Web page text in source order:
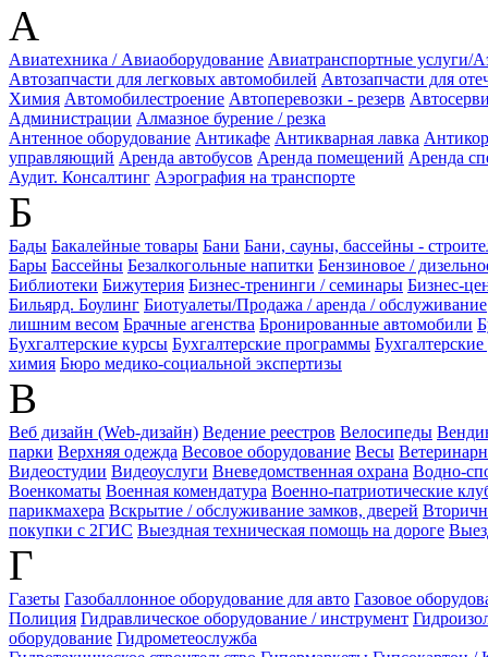
А
Авиатехника / Авиаоборудование Авиатранспортные услуги/
Автозапчасти для легковых автомобилей Автозапчасти для
Химия Автомобилестроение Автоперевозки - резерв
Администрации Алмазное бурение / резка
Антенное оборудование Антикафе Антикварная лавка
управляющий Аренда автобусов Аренда помещений Аренда
Аудит. Консалтинг Аэрография на транспорте
Б
Бады Бакалейные товары Бани Бани, сауны, бассейны -
Бары Бассейны Безалкогольные напитки Бензиновое /
Библиотеки Бижутерия Бизнес-тренинги / семинары Бизнес-
Бильярд. Боулинг Биотуалеты/Продажа / аренда / обслуживание
лишним весом Брачные агенства Бронированные автомобили
Бухгалтерские курсы Бухгалтерские программы
химия Бюро медико-социальной экспертизы
В
Веб дизайн (Web-дизайн) Ведение реестров Велосипеды
парки Верхняя одежда Весовое оборудование Весы
Видеостудии Видеоуслуги Вневедомственная охрана Водно-
Военкоматы Военная комендатура Военно-патриотические
парикмахера Вскрытие / обслуживание замков, дверей
покупки с 2ГИС Выездная техническая помощь на дороге
Г
Газеты Газобаллонное оборудование для авто Газовое
Полиция Гидравлическое оборудование / инструмент
оборудование Гидрометеослужба